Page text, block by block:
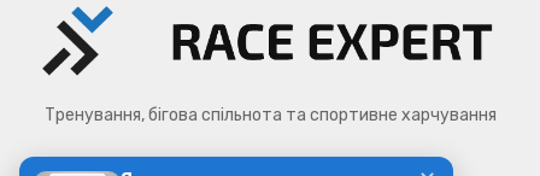
Тренування, бігова спільнота та спортивне харчування